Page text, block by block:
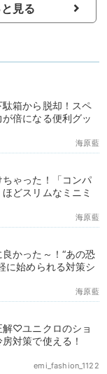
見る
箱から脱却！スペ
倍になる便利グッ
海原藍
ゃった！「コンパ
どスリムなミニミ
海原藍
かった～！“あの恐
に始められる対策シ
海原藍
解♡ユニクロのショ
対策で使える！
emi_fashion_1122